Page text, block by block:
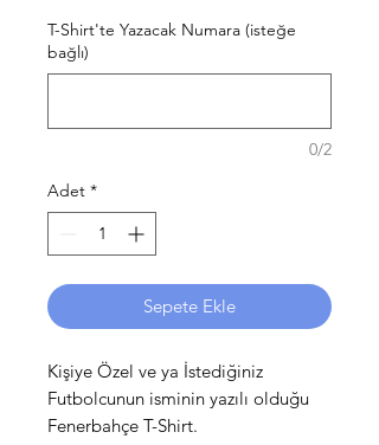
T-Shirt'te Yazacak Numara (isteğe
bağlı)
0/2
Adet *
Sepete Ekle
Kişiye Özel ve ya İstediğiniz
Futbolcunun isminin yazılı olduğu
Fenerbahçe T-Shirt.